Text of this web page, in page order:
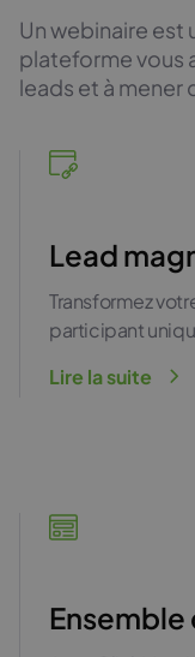
Un webinaire est
plateforme vous
leads et à mener
Lead
Transformez
participant
Lire la suite